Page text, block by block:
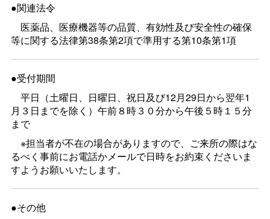
●関連法令
医薬品、医療機器等の品質、有効性及び安全性の確保
等に関する法律第38条第2項で準用する第10条第1項
●受付期間
平日（土曜日、日曜日、祝日及び12月29日から翌年1
月３日までを除く）午前８時３０分から午後５時１５分
まで
※担当者が不在の場合がありますので、ご来所の際はな
るべく事前にお電話かメールで日時をお約束くださいま
すようお願いいたします。
●その他